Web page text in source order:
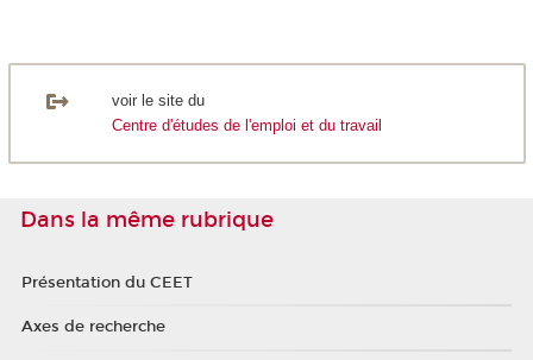
voir le site du
Centre d'études de l'emploi et du travail
Dans la même rubrique
Présentation du CEET
Axes de recherche